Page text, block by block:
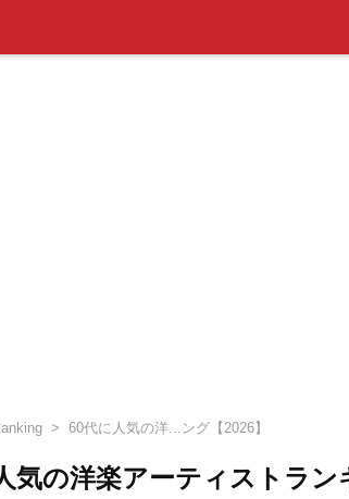
60代に人気の洋...ング【2026】
気の洋楽アーティストラン